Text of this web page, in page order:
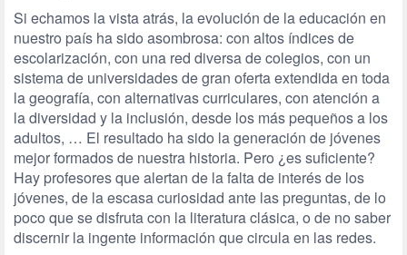
Si echamos la vista atrás, la evolución de la educación en
nuestro país ha sido asombrosa: con altos índices de
escolarización, con una red diversa de colegios, con un
sistema de universidades de gran oferta extendida en toda
la geografía, con alternativas curriculares, con atención a
la diversidad y la inclusión, desde los más pequeños a los
adultos, … El resultado ha sido la generación de jóvenes
mejor formados de nuestra historia. Pero ¿es suficiente?
Hay profesores que alertan de la falta de interés de los
jóvenes, de la escasa curiosidad ante las preguntas, de lo
poco que se disfruta con la literatura clásica, o de no saber
discernir la ingente información que circula en las redes.